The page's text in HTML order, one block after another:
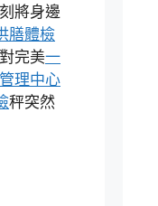
將身邊
膳體檢
完美一
理中心
秤突然